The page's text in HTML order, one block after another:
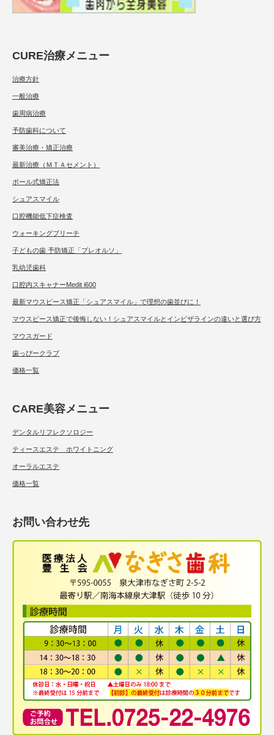
CURE治療メニュー
治療方針
一般治療
歯周病治療
予防歯科について
審美治療・矯正治療
最新治療（ＭＴＡセメント）
ポール式矯正法
シュアスマイル
口腔機能低下症検査
ウォーキングブリーチ
子どもの歯 予防矯正「プレオルソ」
乳幼児歯科
口腔内スキャナーMedit i600
最新マウスピース矯正「シュアスマイル」で理想の歯並びに！
マウスピース矯正で後悔しない！シュアスマイルとインビザラインの違いと選び方
マウスガード
歯っぴークラブ
価格一覧
CARE美容メニュー
デンタルリフレクソロジー
ティースエステ ホワイトニング
オーラルエステ
価格一覧
お問い合わせ先